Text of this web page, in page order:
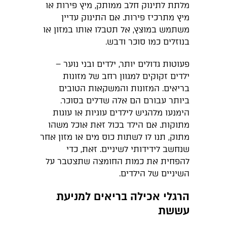
מלתת לתינוק חלב ממותק, מיץ פירות או
מיץ מתרכיז פירות. אם התינוק עדיין
משתמש במוצץ, אל תטבלו אותו במזון או
בנוזלים כמו סוכר ודבש.
פעוטות גדולים יותר, ילדים ובני נוער –
ילדים זקוקים למגוון רחב של מזונות
בריאים. המזונות והמשקאות הטובים
ביותר עבורם הם אלה שדלים בסוכר.
הימנעו מלהגיש לילדים עוגיות או עוגות
מתוקות. אם הילד בכול זאת אוכל משהו
מתוק, תנו לו לשתות כוס מים או מזון אחר
שנחשב לידידותי לשיניים. זאת, כדי
להפחית את כמות החומצה שתצטבר על
השיניים של הילדים.
הרגלי אכילה בריאים למניעת
עששת